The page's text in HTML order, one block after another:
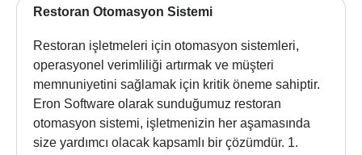
Restoran Otomasyon Sistemi
Restoran işletmeleri için otomasyon sistemleri,
operasyonel verimliliği artırmak ve müşteri
memnuniyetini sağlamak için kritik öneme sahiptir.
Eron Software olarak sunduğumuz restoran
otomasyon sistemi, işletmenizin her aşamasında
size yardımcı olacak kapsamlı bir çözümdür. 1.